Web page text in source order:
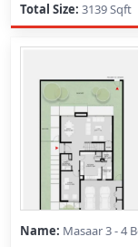
3139 Sqft
Masaar 3 - 4